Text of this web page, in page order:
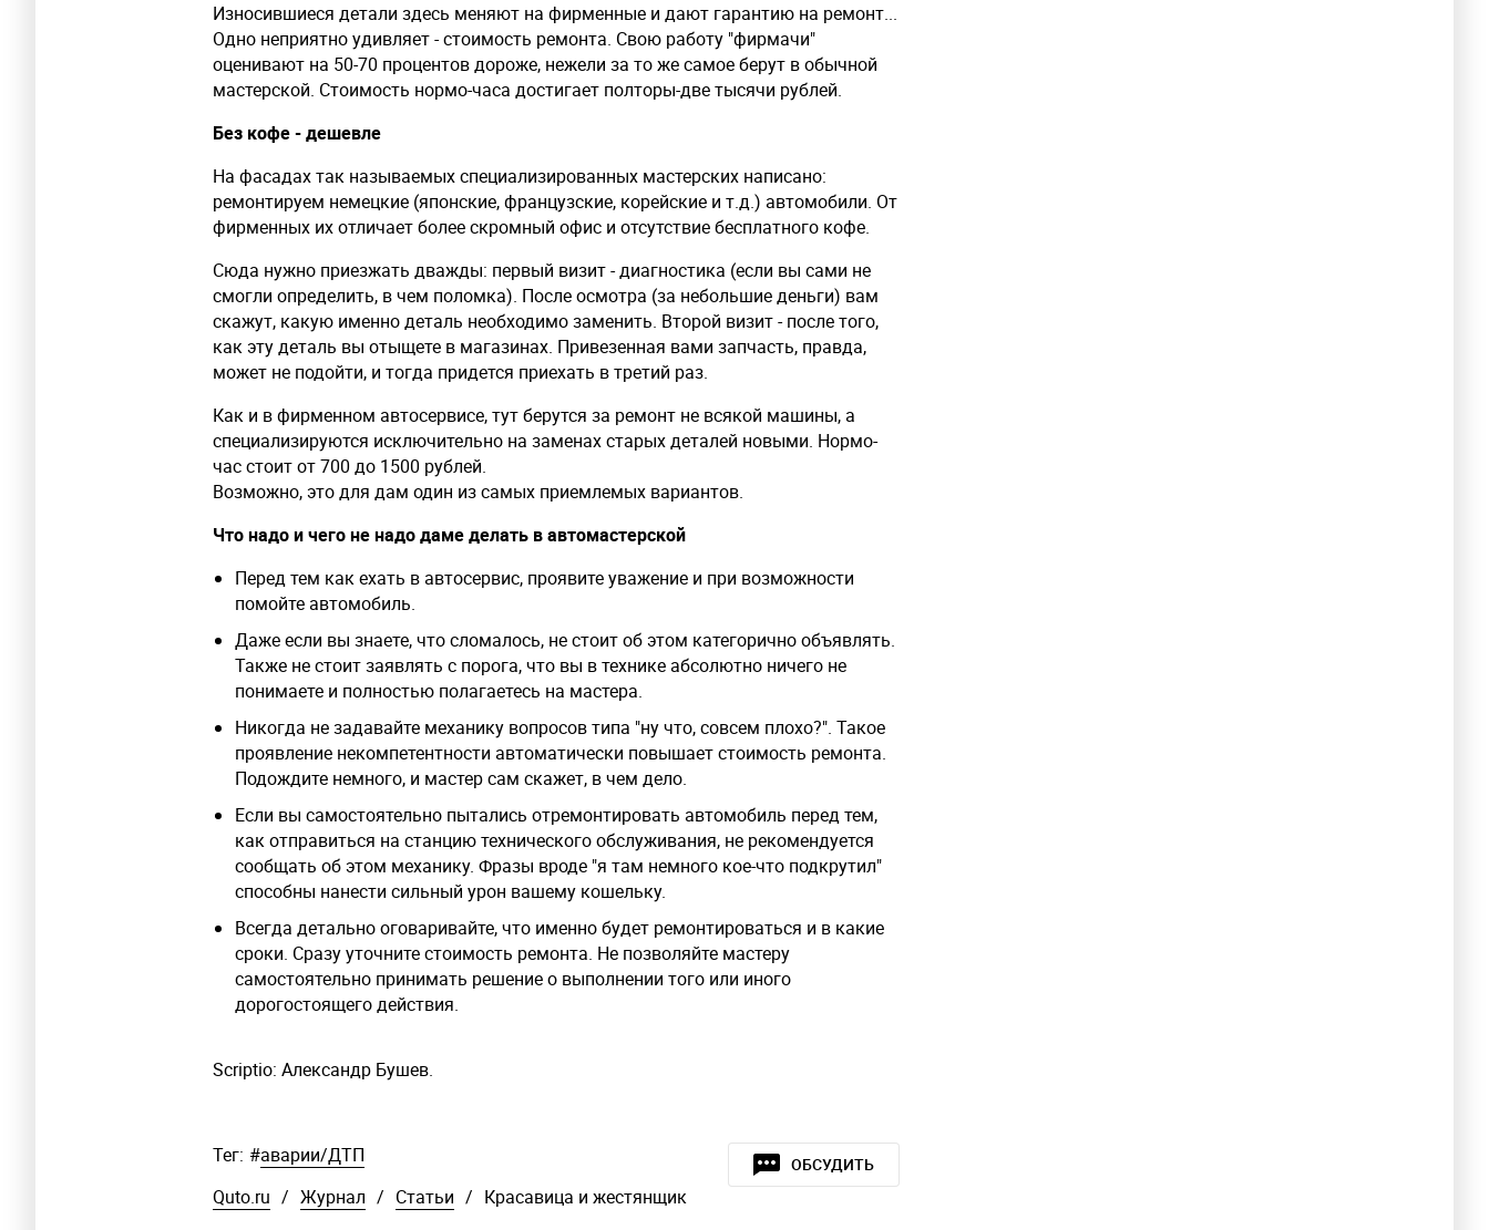
Износившиеся детали здесь меняют на фирменные и дают гарантию на ремонт...
Одно неприятно удивляет - стоимость ремонта. Свою работу "фирмачи"
оценивают на 50-70 процентов дороже, нежели за то же самое берут в обычной
мастерской. Стоимость нормо-часа достигает полторы-две тысячи рублей.
Без кофе - дешевле
На фасадах так называемых специализированных мастерских написано:
ремонтируем немецкие (японские, французские, корейские и т.д.) автомобили. От
фирменных их отличает более скромный офис и отсутствие бесплатного кофе.
Сюда нужно приезжать дважды: первый визит - диагностика (если вы сами не
смогли определить, в чем поломка). После осмотра (за небольшие деньги) вам
скажут, какую именно деталь необходимо заменить. Второй визит - после того,
как эту деталь вы отыщете в магазинах. Привезенная вами запчасть, правда,
может не подойти, и тогда придется приехать в третий раз.
Как и в фирменном автосервисе, тут берутся за ремонт не всякой машины, а
специализируются исключительно на заменах старых деталей новыми. Нормо-
час стоит от 700 до 1500 рублей.
Возможно, это для дам один из самых приемлемых вариантов.
Что надо и чего не надо даме делать в автомастерской
Перед тем как ехать в автосервис, проявите уважение и при возможности
помойте автомобиль.
Даже если вы знаете, что сломалось, не стоит об этом категорично объявлять.
Также не стоит заявлять с порога, что вы в технике абсолютно ничего не
понимаете и полностью полагаетесь на мастера.
Никогда не задавайте механику вопросов типа "ну что, совсем плохо?". Такое
проявление некомпетентности автоматически повышает стоимость ремонта.
Подождите немного, и мастер сам скажет, в чем дело.
Если вы самостоятельно пытались отремонтировать автомобиль перед тем,
как отправиться на станцию технического обслуживания, не рекомендуется
сообщать об этом механику. Фразы вроде "я там немного кое-что подкрутил"
способны нанести сильный урон вашему кошельку.
Всегда детально оговаривайте, что именно будет ремонтироваться и в какие
сроки. Сразу уточните стоимость ремонта. Не позволяйте мастеру
самостоятельно принимать решение о выполнении того или иного
дорогостоящего действия.
Scriptio: Александр Бушев.
ОБСУДИТЬ
Тег: #аварии/ДТП
Quto.ru / Журнал / Статьи / Красавица и жестянщик